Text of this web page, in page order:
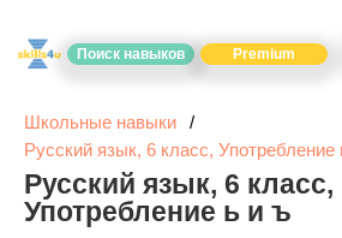
Поиск навыков Premium
Школьные навыки
Русский язык, 6 класс, Употребление
Русский язык, 6 класс,
Употребление ь и ъ